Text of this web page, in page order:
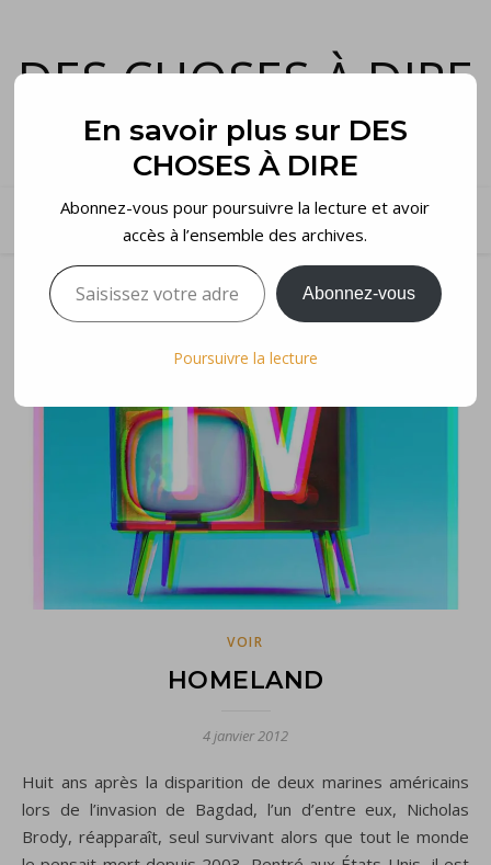
DES CHOSES À DIRE
et voilà…
VOIR
HOMELAND
4 janvier 2012
Huit ans après la disparition de deux marines américains
lors de l’invasion de Bagdad, l’un d’entre eux, Nicholas
Brody, réapparaît, seul survivant alors que tout le monde
En savoir plus sur DES
CHOSES À DIRE
Abonnez-vous pour poursuivre la lecture et avoir
accès à l’ensemble des archives.
Saisissez votre adresse e-mail…
Abonnez-vous
Poursuivre la lecture